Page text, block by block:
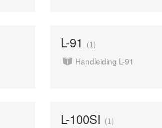
L-91 1
Handleiding L-91
L-100SI 1